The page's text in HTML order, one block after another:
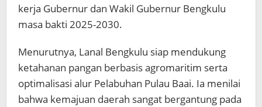
kerja Gubernur dan Wakil Gubernur Bengkulu
masa bakti 2025-2030.
Menurutnya, Lanal Bengkulu siap mendukung
ketahanan pangan berbasis agromaritim serta
optimalisasi alur Pelabuhan Pulau Baai. Ia menilai
bahwa kemajuan daerah sangat bergantung pada